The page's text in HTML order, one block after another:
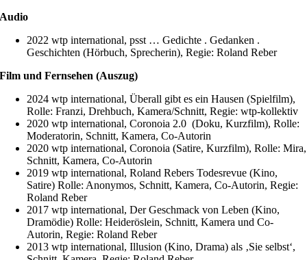
Audio
2022 wtp international, psst … Gedichte . Gedanken .
Geschichten (Hörbuch, Sprecherin), Regie: Roland Reber
Film und Fernsehen (Auszug)
2024 wtp international, Überall gibt es ein Hausen (Spielfilm),
Rolle: Franzi, Drehbuch, Kamera/Schnitt, Regie: wtp-kollektiv
2020 wtp international, Coronoia 2.0 (Doku, Kurzfilm), Rolle:
Moderatorin, Schnitt, Kamera, Co-Autorin
2020 wtp international, Coronoia (Satire, Kurzfilm), Rolle: Mira,
Schnitt, Kamera, Co-Autorin
2019 wtp international, Roland Rebers Todesrevue (Kino,
Satire) Rolle: Anonymos, Schnitt, Kamera, Co-Autorin, Regie:
Roland Reber
2017 wtp international, Der Geschmack von Leben (Kino,
Dramödie) Rolle: Heideröslein, Schnitt, Kamera und Co-
Autorin, Regie: Roland Reber
2013 wtp international, Illusion (Kino, Drama) als ‚Sie selbst‘,